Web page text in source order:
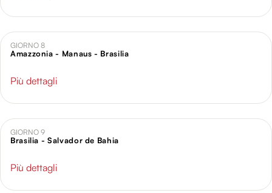
GIORNO 8
Amazzonia - Manaus - Brasilia
Più dettagli
GIORNO 9
Brasilia - Salvador de Bahia
Più dettagli